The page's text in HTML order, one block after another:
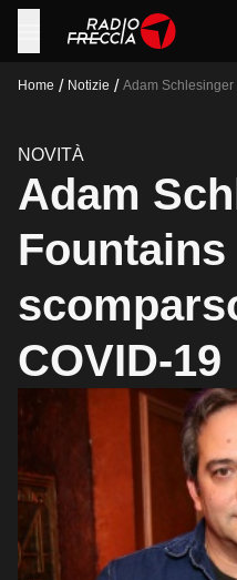
Home / Notizie / Adam Schlesinger
NOVITÀ
Adam
Fountains
COVID-19